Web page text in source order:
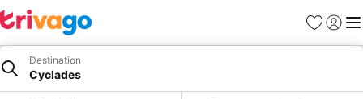
Favoris
Se
Destination
Cyclades